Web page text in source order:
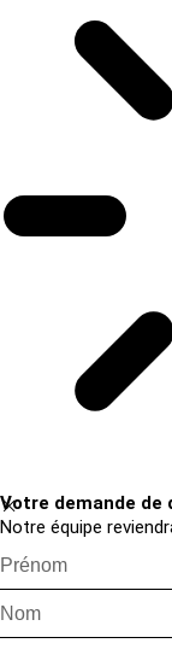
Votre demande de
Notre équipe